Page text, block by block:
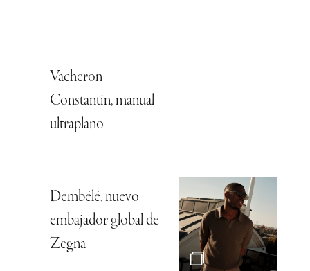
Vacheron
Constantin, manual
ultraplano
Dembélé, nuevo
embajador global de
Zegna